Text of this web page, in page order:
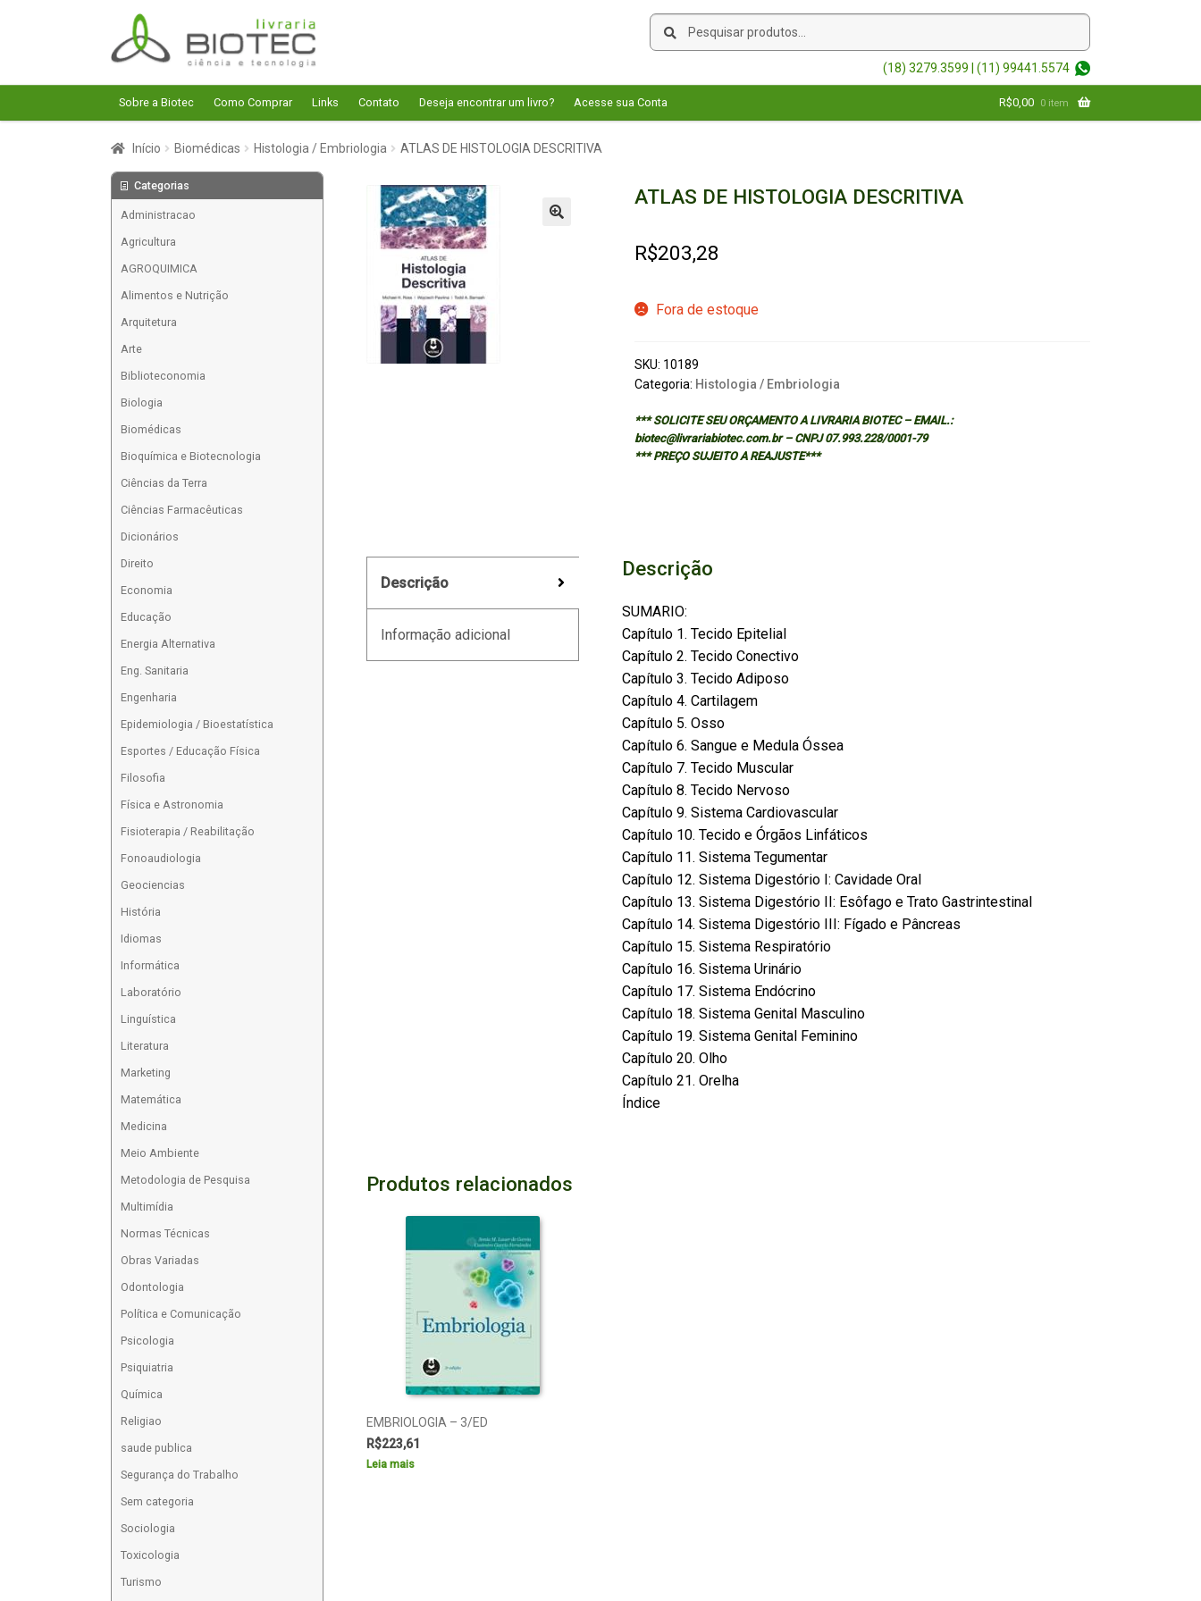
Pular
para
navegação
Pular
para
o
conteúdo
Pesquisar
Pesquisar
(18) 3279.3599 | (11) 99441.5574
Sobre a Biotec Como Comprar Links Contato Deseja encontrar um livro? Acesse sua Conta R$0,00 0 item
Início Biomédicas Histologia / Embriologia ATLAS DE HISTOLOGIA DESCRITIVA
ATLAS DE HISTOLOGIA DESCRITIVA
R$203,28
Fora de estoque
SKU: 10189
Categoria: Histologia / Embriologia
*** SOLICITE SEU ORÇAMENTO A LIVRARIA BIOTEC – EMAIL.:
biotec@livrariabiotec.com.br – CNPJ 07.993.228/0001-79
*** PREÇO SUJEITO A REAJUSTE***
Descrição
Informação adicional
Descrição
SUMARIO:
Capítulo 1. Tecido Epitelial
Capítulo 2. Tecido Conectivo
Capítulo 3. Tecido Adiposo
Capítulo 4. Cartilagem
Capítulo 5. Osso
Capítulo 6. Sangue e Medula Óssea
Capítulo 7. Tecido Muscular
Capítulo 8. Tecido Nervoso
Capítulo 9. Sistema Cardiovascular
Capítulo 10. Tecido e Órgãos Linfáticos
Capítulo 11. Sistema Tegumentar
Capítulo 12. Sistema Digestório I: Cavidade Oral
Capítulo 13. Sistema Digestório II: Esôfago e Trato Gastrintestinal
Capítulo 14. Sistema Digestório III: Fígado e Pâncreas
Capítulo 15. Sistema Respiratório
Capítulo 16. Sistema Urinário
Capítulo 17. Sistema Endócrino
Capítulo 18. Sistema Genital Masculino
Capítulo 19. Sistema Genital Feminino
Capítulo 20. Olho
Capítulo 21. Orelha
Índice
Produtos relacionados
EMBRIOLOGIA – 3/ED
R$223,61
Leia mais
Categorias
Administracao
Agricultura
AGROQUIMICA
Alimentos e Nutrição
Arquitetura
Arte
Biblioteconomia
Biologia
Biomédicas
Bioquímica e Biotecnologia
Ciências da Terra
Ciências Farmacêuticas
Dicionários
Direito
Economia
Educação
Energia Alternativa
Eng. Sanitaria
Engenharia
Epidemiologia / Bioestatística
Esportes / Educação Física
Filosofia
Física e Astronomia
Fisioterapia / Reabilitação
Fonoaudiologia
Geociencias
História
Idiomas
Informática
Laboratório
Linguística
Literatura
Marketing
Matemática
Medicina
Meio Ambiente
Metodologia de Pesquisa
Multimídia
Normas Técnicas
Obras Variadas
Odontologia
Política e Comunicação
Psicologia
Psiquiatria
Química
Religiao
saude publica
Segurança do Trabalho
Sem categoria
Sociologia
Toxicologia
Turismo